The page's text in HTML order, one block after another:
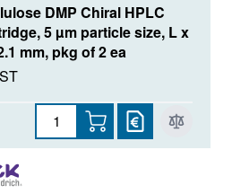
DMP Chiral HPLC
5 µm particle size, L x
mm, pkg of 2 ea